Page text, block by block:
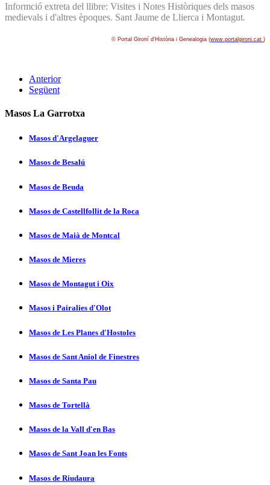
Informció extreta del llibre: Visites i Notes Històriques dels masos
medievals i d'altres èpoques. Sant Jaume de Llierca i Montagut.
© Portal Gironí­ d'Història i Genealogia (www.portalgironi.cat )
Anterior
Següent
Masos La Garrotxa
Masos d'Argelaguer
Masos de Besalú
Masos de Beuda
Masos de Castellfollit de la Roca
Masos de Maià de Montcal
Masos de Mieres
Masos de Montagut i Oix
Masos i Pairalies d'Olot
Masos de Les Planes d'Hostoles
Masos de Sant Aniol de Finestres
Masos de Santa Pau
Masos de Tortellà
Masos de la Vall d'en Bas
Masos de Sant Joan les Fonts
Masos de Riudaura